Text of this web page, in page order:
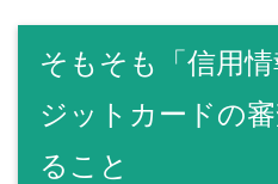
そもそも「信用
ジットカードの
ること